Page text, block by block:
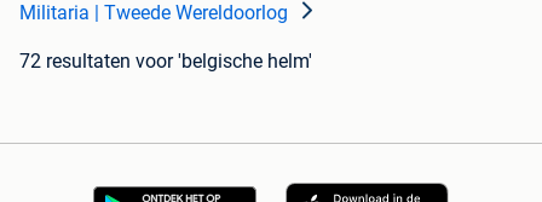
Militaria | Tweede Wereldoorlog
72 resultaten voor 'belgische helm'